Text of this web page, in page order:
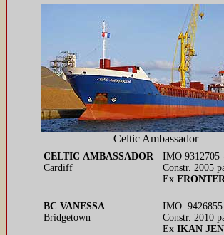
Celtic Ambassador
CELTIC AMBASSADOR
Cardiff
IMO 9312705
Constr. 2005
Ex
BC VANESSA
Bridgetown
IMO 9426855
Constr. 2010
Ex IKAN